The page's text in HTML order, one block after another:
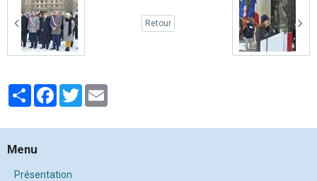
Retour
PartagerFacebook
Twitter
Menu
Présentation